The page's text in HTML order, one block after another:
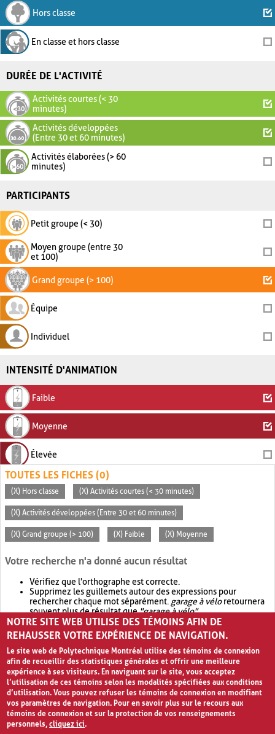
Hors classe
En classe et hors classe
DURÉE DE L'ACTIVITÉ
Activités courtes (< 30
minutes)
Activités développées
(Entre 30 et 60 minutes)
Activités élaborées (> 60
minutes)
PARTICIPANTS
Petit groupe (< 30)
Moyen groupe (entre 30
et 100)
Grand groupe (> 100)
Équipe
Individuel
INTENSITÉ D'ANIMATION
Faible
Moyenne
Élevée
TOUTES LES FICHES (0)
(X) Hors classe (X) Activités courtes (< 30 minutes)
(X) Activités développées (Entre 30 et 60 minutes)
(X) Grand groupe (> 100) (X) Faible (X) Moyenne
Votre recherche n'a donné aucun résultat
Vérifiez que l'orthographe est correcte.
Supprimez les guillemets autour des expressions pour
rechercher chaque mot séparément. garage à véloretournera
souvent plus de résultat que"garage à vélo".
Envisagez d'élargir votre recherche avec OR.garage OR vélo
retournera souvent plus de résultat quegarage à vélo
NOTRE SITE WEB UTILISE DES TÉMOINS AFIN DE
REHAUSSER VOTRE EXPÉRIENCE DE NAVIGATION.
Le site web de Polytechnique Montréal utilise des témoins de connexion
afin de recueillir des statistiques générales et offrir une meilleure
expérience à ses visiteurs. En naviguant sur le site, vous acceptez
l’utilisation de ces témoins selon les modalités spécifiées aux conditions
d’utilisation. Vous pouvez refuser les témoins de connexion en modifiant
vos paramètres de navigation. Pour en savoir plus sur le recours aux
témoins de connexion et sur la protection de vos renseignements
personnels,cliquez ici.